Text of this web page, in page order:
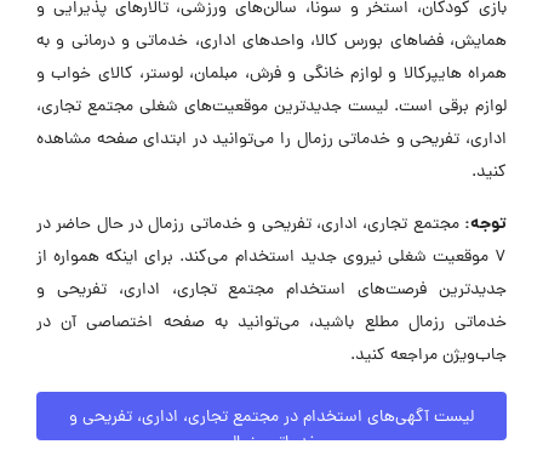
بازی کودکان، استخر و سونا، سالن‌های ورزشی، تالارهای پذیرایی و
همایش، فضاهای بورس کالا، واحدهای اداری، خدماتی و درمانی و به
همراه هایپرکالا و لوازم خانگی و فرش، مبلمان، لوستر، کالای خواب و
لوازم برقی است. لیست جدیدترین موقعیت‌های شغلی مجتمع تجاری،
اداری، تفریحی و خدماتی رزمال را می‌توانید در ابتدای صفحه مشاهده
کنید.
توجه: مجتمع تجاری، اداری، تفریحی و خدماتی رزمال در حال حاضر در
۷ موقعیت شغلی نیروی جدید استخدام می‌کند. برای اینکه همواره از
جدیدترین فرصت‌های استخدام مجتمع تجاری، اداری، تفریحی و
خدماتی رزمال مطلع باشید، می‌توانید به صفحه اختصاصی آن در
جاب‌ویژن مراجعه کنید.
لیست آگهی‌های استخدام در مجتمع تجاری، اداری، تفریحی و
خدماتی رزمال